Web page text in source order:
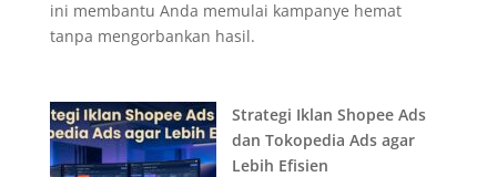
ini membantu Anda memulai kampanye hemat
tanpa mengorbankan hasil.
Strategi Iklan Shopee Ads
dan Tokopedia Ads agar
Lebih Efisien